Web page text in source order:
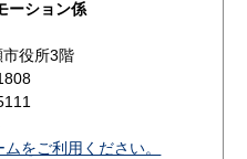
ーション係
役所3階
をご利用ください。